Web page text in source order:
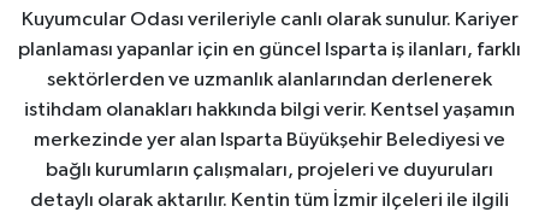
Kuyumcular Odası verileriyle canlı olarak sunulur. Kariyer
planlaması yapanlar için en güncel Isparta iş ilanları, farklı
sektörlerden ve uzmanlık alanlarından derlenerek
istihdam olanakları hakkında bilgi verir. Kentsel yaşamın
merkezinde yer alan Isparta Büyükşehir Belediyesi ve
bağlı kurumların çalışmaları, projeleri ve duyuruları
detaylı olarak aktarılır. Kentin tüm İzmir ilçeleri ile ilgili